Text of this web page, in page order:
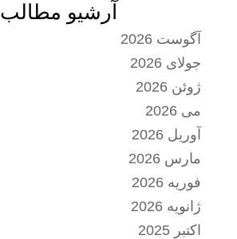
آرشیو مطالب
آگوست 2026
جولای 2026
ژوئن 2026
می 2026
آوریل 2026
مارس 2026
فوریه 2026
ژانویه 2026
اکتبر 2025